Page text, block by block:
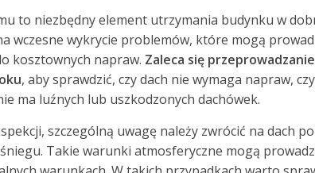
to niezbędny element utrzymania budynku w
wczesne wykrycie problemów, które mogą
kosztownych napraw. Zaleca się
, aby sprawdzić, czy dach nie wymaga napraw,
ma luźnych lub uszkodzonych dachówek.
szczególną uwagę należy zwrócić na dach
Takie warunki atmosferyczne mogą